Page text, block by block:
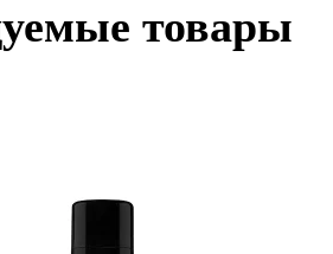
товары